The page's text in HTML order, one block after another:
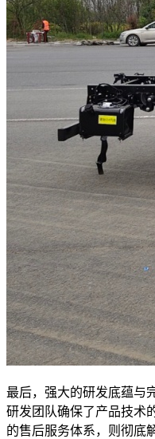
最后，强大的研发底蕴与
研发团队确保了产品技术
的售后服务体系，则彻底